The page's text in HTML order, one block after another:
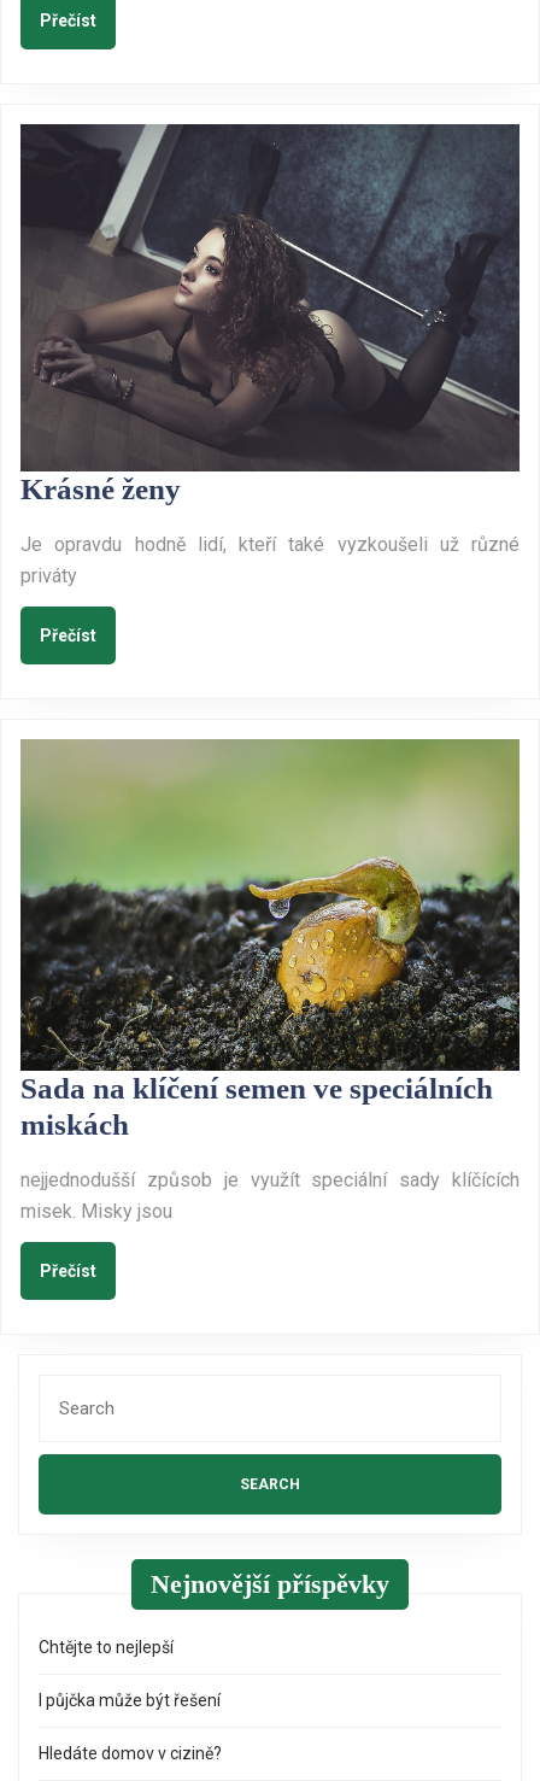
PřečístPřečíst
Krásné ženyKrásné
Je opravdu hodně lidí, kteří také vyzkoušeli už různé
priváty
PřečístPřečíst
Sada na klíčení semen ve speciálních
miskách
klíčení
semen
nejjednodušší způsob je využít speciální sady klíčících
misek. Misky jsou
PřečístPřečíst
for:
Nejnovější příspěvky
Chtějte to nejlepší
I půjčka může být řešení
Hledáte domov v cizině?